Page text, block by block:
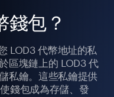
錢包？
LOD3 代幣地址的私
區塊鏈上的 LOD3 代
私鑰。這些私鑰提供
錢包成為存儲、發